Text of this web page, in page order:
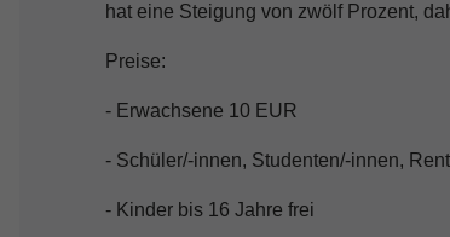
hat eine Steigung von zwölf Prozent,
Preise:
- Erwachsene 10 EUR
- Schüler/-innen, Studenten/-innen,
- Kinder bis 16 Jahre frei